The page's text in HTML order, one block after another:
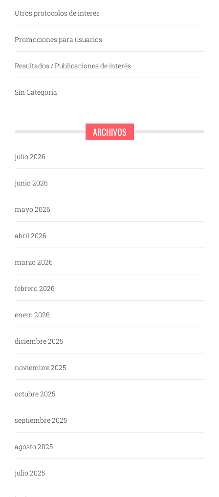
Otros protocolos de interés
Promociones para usuarios
Resultados / Publicaciones de interés
Sin Categoría
ARCHIVOS
julio 2026
junio 2026
mayo 2026
abril 2026
marzo 2026
febrero 2026
enero 2026
diciembre 2025
noviembre 2025
octubre 2025
septiembre 2025
agosto 2025
julio 2025